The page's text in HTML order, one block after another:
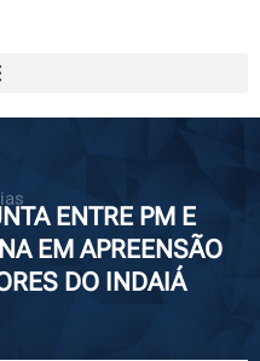
ENTRE PM E
EM APREENSÃO
DO INDAIÁ